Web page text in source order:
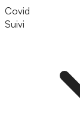
Covid
Suivi